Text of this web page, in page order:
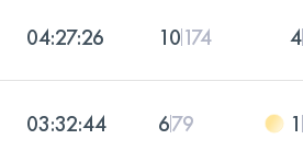
04:27:26 10174 4
03:32:44 679 1